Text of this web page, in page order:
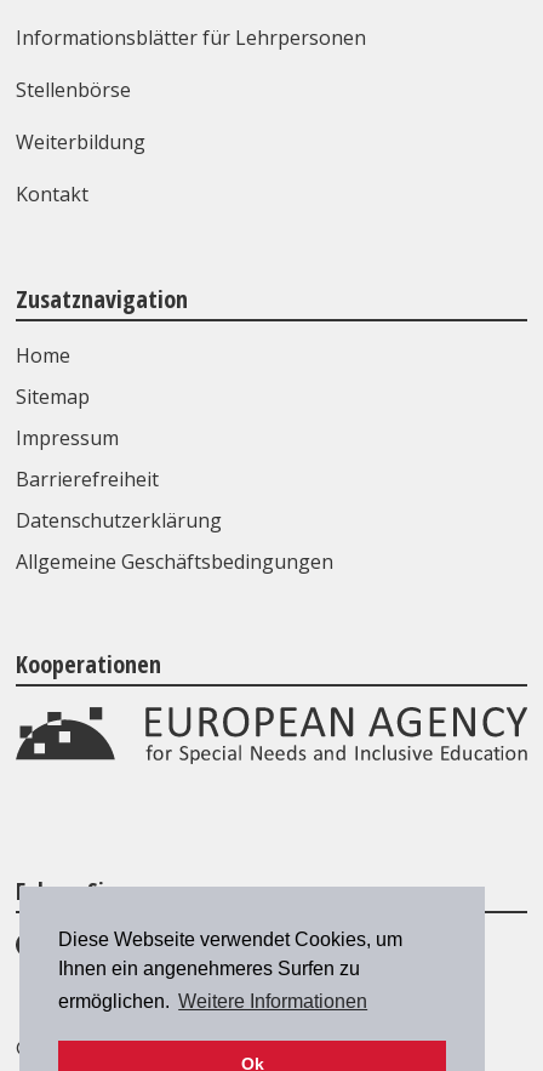
Diese Webseite verwendet Cookies, um
Ihnen ein angenehmeres Surfen zu
ermöglichen. Weitere Informationen
Ok
Informationsblätter für Lehrpersonen
Stellenbörse
Weiterbildung
Kontakt
Zusatznavigation
Home
Sitemap
Impressum
Barrierefreiheit
Datenschutzerklärung
Allgemeine Geschäftsbedingungen
Kooperationen
Folgen Sie uns
© 2026 SZH/CSPS|szh@szh.ch